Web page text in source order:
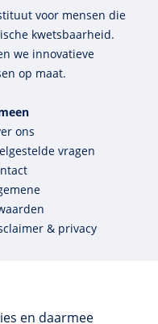
en daarmee
voor mensen die
kwets­baar­heid.
we innova­tieve
op maat.
ons
vragen
& privacy